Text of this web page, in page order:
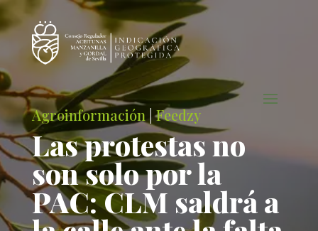
Agroinformación |Feedzy
Las protestas no
son solo por la
PAC: CLM saldrá a